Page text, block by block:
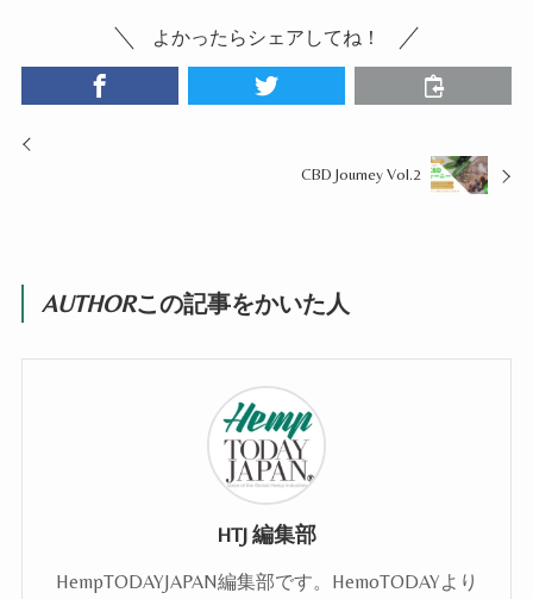
よかったらシェアしてね！
CBD Journey Vol.2
AUTHORこの記事をかいた人
HTJ 編集部
HempTODAYJAPAN編集部です。HemoTODAYより